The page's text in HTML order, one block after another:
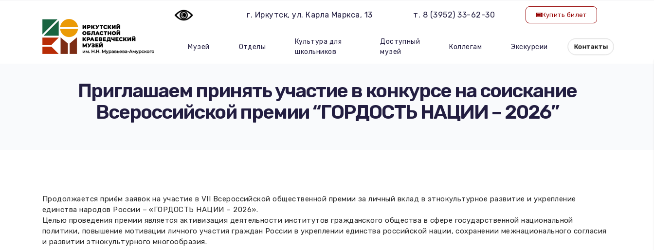
г. Иркутск, ул. Карла Маркса, 13 т. 8 (3952) 33-62-30 Купить билет
Музей Отделы
Культура для
школьников
Доступный
музей
Коллегам Экскурсии Контакты
Приглашаем принять участие в конкурсе на соискание
Всероссийской премии “ГОРДОСТЬ НАЦИИ – 2026”
Продолжается приём заявок на участие в VII Всероссийской общественной премии за личный вклад в этнокультурное развитие и укрепление
единства народов России – «ГОРДОСТЬ НАЦИИ – 2026».
Целью проведения премии является активизация деятельности институтов гражданского общества в сфере государственной национальной
политики, повышение мотивации личного участия граждан России в укреплении единства российской нации, сохранении межнационального согласия
и развитии этнокультурного многообразия.